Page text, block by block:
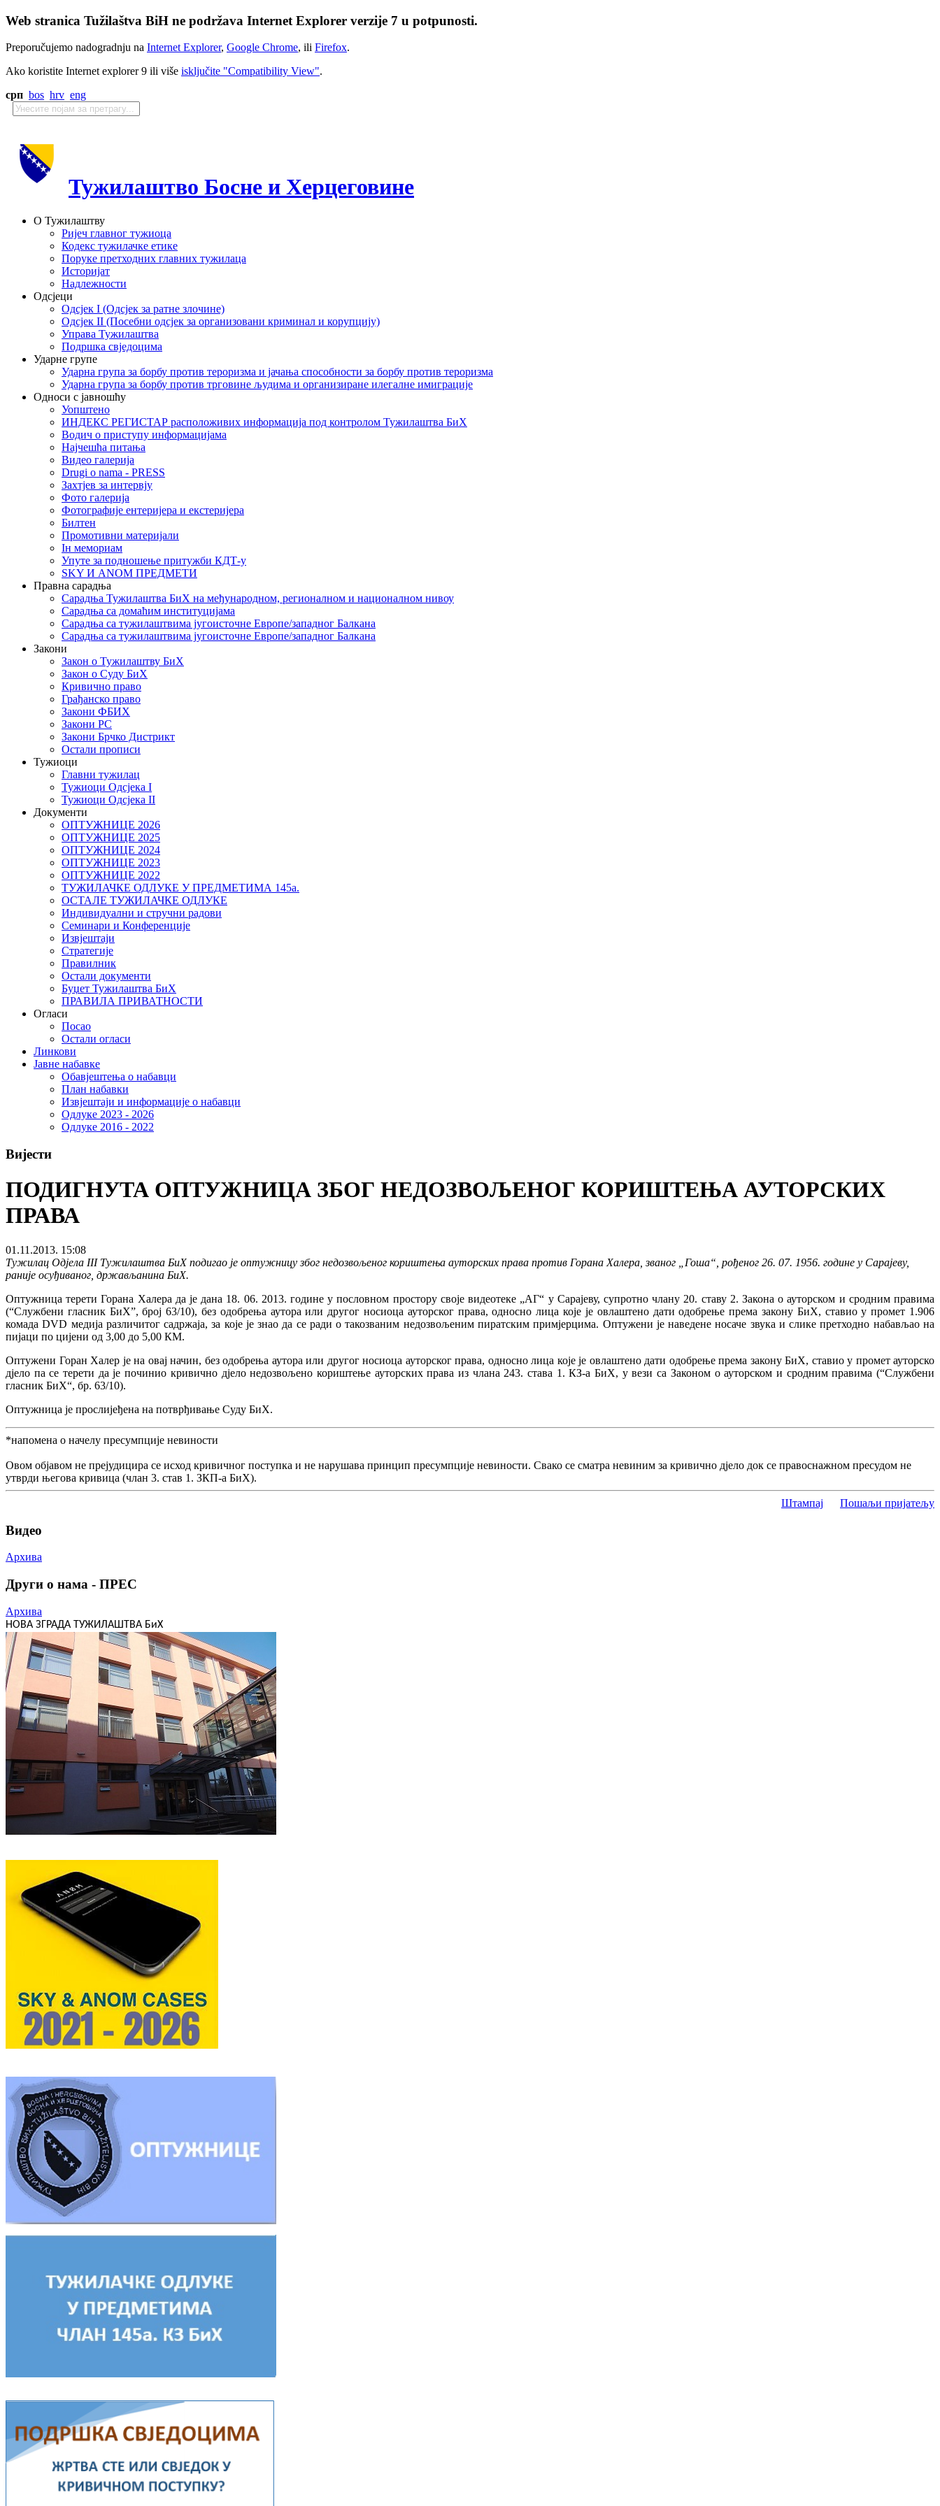
Web stranica Tužilaštva BiH ne podržava Internet Explorer verzije 7 u potpunosti.
Preporučujemo nadogradnju na Internet Explorer, Google Chrome, ili Firefox.
Ako koristite Internet explorer 9 ili više isključite "Compatibility View".
срп bos hrv eng
Тужилаштво Босне и Херцеговине
О Тужилаштву
Ријеч главног тужиоца
Кодекс тужилачке етике
Поруке претходних главних тужилаца
Историјат
Надлежности
Одсјеци
Одсјек I (Одсјек за ратне злочине)
Одсјек II (Посебни одсјек за организовани криминал и корупцију)
Управа Тужилаштва
Подршка свједоцима
Ударне групе
Ударна група за борбу против тероризма и јачања способности за борбу против тероризма
Ударна група за борбу против трговине људима и организиране илегалне имиграције
Односи с јавношћу
Уопштено
ИНДЕКС РЕГИСТАР расположивих информација под контролом Тужилаштва БиХ
Водич о приступу информацијама
Најчешћа питања
Видео галерија
Drugi o nama - PRESS
Захтјев за интервју
Фото галерија
Фотографије ентеријера и екстеријера
Билтен
Промотивни материјали
Iн мемориам
Упуте за подношење притужби КДТ-у
SKY И ANOM ПРЕДМЕТИ
Правна сарадња
Сарадња Тужилаштва БиХ на међународном, регионалном и националном нивоу
Сарадња са домаћим институцијама
Сарадња са тужилаштвима југоисточне Европе/западног Балкана
Сарадња са тужилаштвима југоисточне Европе/западног Балкана
Закони
Закон о Тужилаштву БиХ
Закон о Суду БиХ
Кривично право
Грађанско право
Закони ФБИХ
Закони РС
Закони Брчко Дистрикт
Остали прописи
Тужиоци
Главни тужилац
Тужиоци Oдсјекa I
Тужиоци Oдсјекa II
Документи
ОПТУЖНИЦЕ 2026
ОПТУЖНИЦЕ 2025
ОПТУЖНИЦЕ 2024
ОПТУЖНИЦЕ 2023
ОПТУЖНИЦЕ 2022
ТУЖИЛАЧКЕ ОДЛУКЕ У ПРЕДМЕТИМА 145а.
ОСТАЛЕ ТУЖИЛАЧКЕ ОДЛУКЕ
Индивидуални и стручни радови
Семинари и Конференције
Извјештаји
Стратегије
Правилник
Остали документи
Буџет Тужилаштва БиХ
ПРАВИЛА ПРИВАТНОСТИ
Огласи
Посао
Остали огласи
Линкови
Јавне набавке
Обавјештења о набавци
План набавки
Извјештаји и информације о набавци
Одлуке 2023 - 2026
Одлуке 2016 - 2022
Вијести
ПОДИГНУТА ОПТУЖНИЦА ЗБОГ НЕДОЗВОЉЕНОГ КОРИШТЕЊА АУТОРСКИХ
ПРАВА
01.11.2013. 15:08
Тужилац Одјела III Тужилаштва БиХ подигао је оптужницу због недозвољеног кориштења ауторских права против Горана Халера, званог „Гоша“, рођеног 26. 07. 1956. године у Сарајеву,
раније осуђиваног, држављанина БиХ.
Оптужница терети Горана Халера да је дана 18. 06. 2013. године у пословном простору своје видеотеке „АГ“ у Сарајеву, супротно члану 20. ставу 2. Закона о ауторском и сродним правима
(“Службени гласник БиХ”, број 63/10), без одобрења аутора или другог носиоца ауторског права, односно лица које је овлаштено дати одобрење према закону БиХ, ставио у промет 1.906
комада DVD медија различитог садржаја, за које је знао да се ради о такозваним недозвољеним пиратским примјерцима. Оптужени је наведене носаче звука и слике претходно набављао на
пијаци по цијени од 3,00 до 5,00 КМ.
Оптужени Горан Халер је на овај начин, без одобрења аутора или другог носиоца ауторског права, односно лица које је овлаштено дати одобрење према закону БиХ, ставио у промет ауторско
дјело па се терети да је починио кривично дјело недозвољено кориштење ауторских права из члана 243. става 1. КЗ-а БиХ, у вези са Законом о ауторском и сродним правима (“Службени
гласник БиХ“, бр. 63/10).
Оптужница је прослијеђена на потврђивање Суду БиХ.
*напомена о начелу пресумпције невиности
Овом објавом не прејудицира се исход кривичног поступка и не нарушава принцип пресумпције невиности. Свако се сматра невиним за кривично дјело док се правоснажном пресудом не
утврди његова кривица (члан 3. став 1. ЗКП-а БиХ).
Штампај Пошаљи пријатељу
Видео
Архива
Други о нама - ПРЕС
Архива
НОВА ЗГРАДА ТУЖИЛАШТВА БиХ